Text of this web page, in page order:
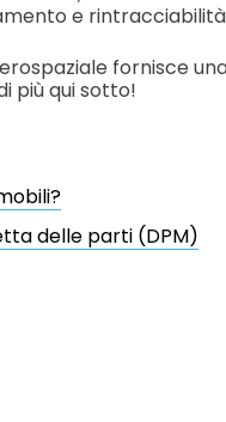
e
fornisce
più qui sotto!
delle parti (DPM)